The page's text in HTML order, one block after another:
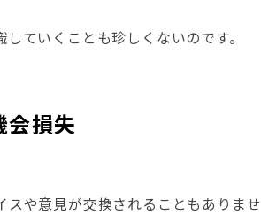
ていくことも珍しくないのです。
会損失
や意見が交換されることもありませ